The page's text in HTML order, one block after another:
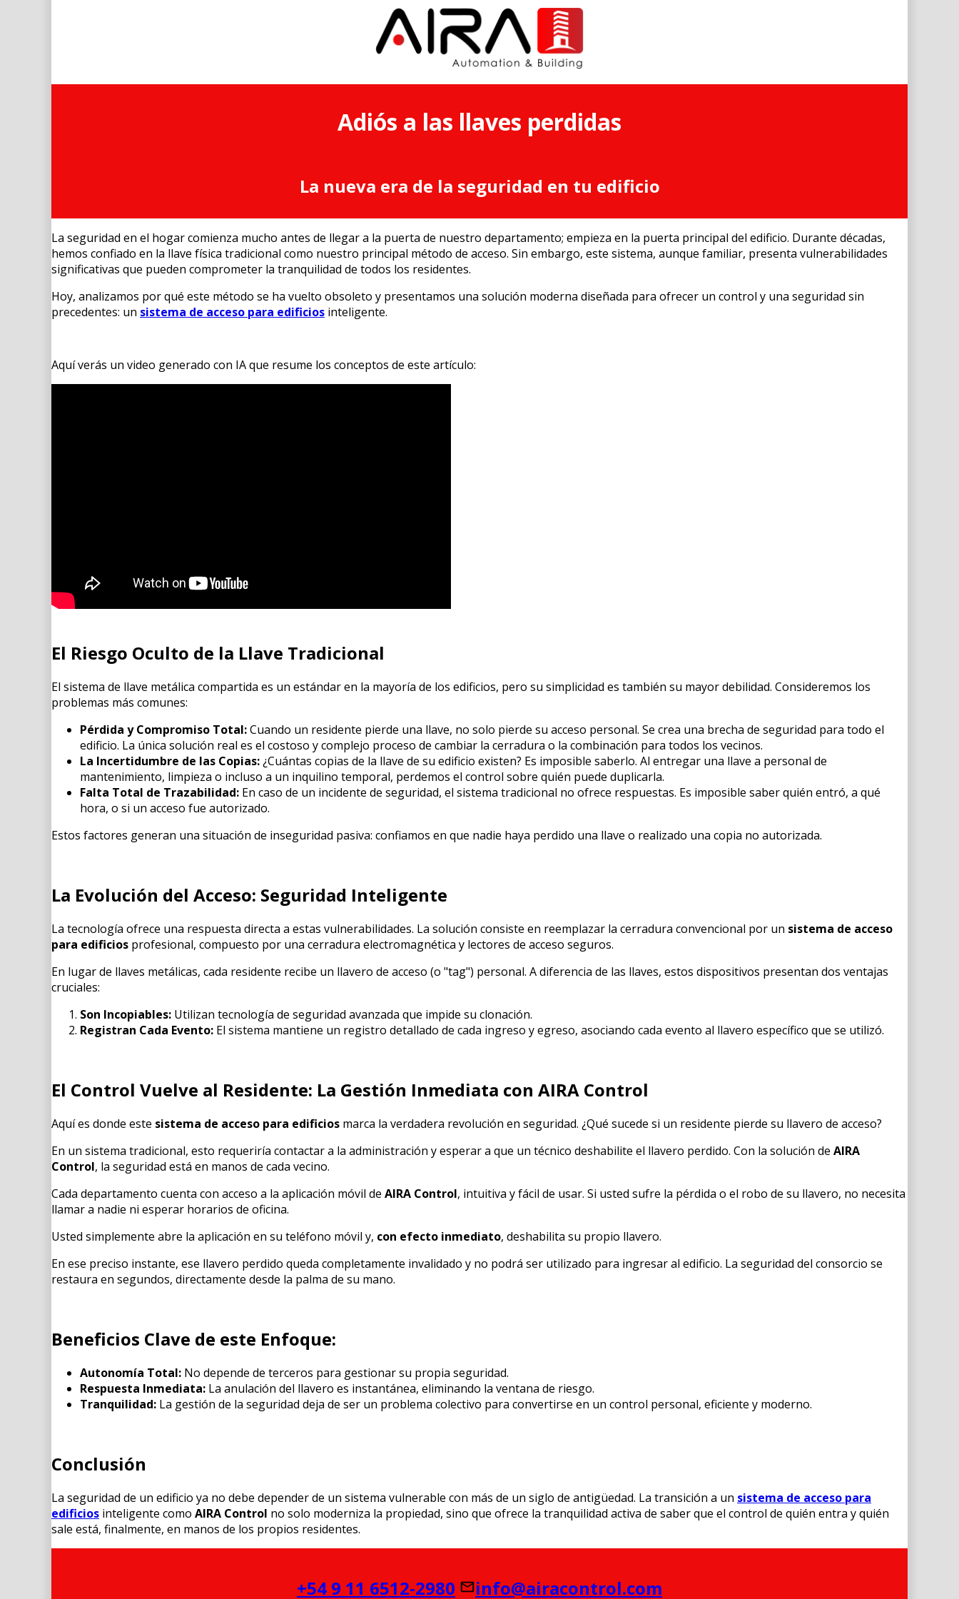
Adiós a las llaves perdidas
La nueva era de la seguridad en tu edificio
La seguridad en el hogar comienza mucho antes de llegar a la puerta de nuestro departamento; empieza en la puerta principal del edificio. Durante décadas,
hemos confiado en la llave física tradicional como nuestro principal método de acceso. Sin embargo, este sistema, aunque familiar, presenta vulnerabilidades
significativas que pueden comprometer la tranquilidad de todos los residentes.
Hoy, analizamos por qué este método se ha vuelto obsoleto y presentamos una solución moderna diseñada para ofrecer un control y una seguridad sin
precedentes: un sistema de acceso para edificios inteligente.
Aquí verás un video generado con IA que resume los conceptos de este artículo:
El Riesgo Oculto de la Llave Tradicional
El sistema de llave metálica compartida es un estándar en la mayoría de los edificios, pero su simplicidad es también su mayor debilidad. Consideremos los
problemas más comunes:
Pérdida y Compromiso Total:Cuando un residente pierde una llave, no solo pierde su acceso personal. Se crea una brecha de seguridad para todo el
edificio. La única solución real es el costoso y complejo proceso de cambiar la cerradura o la combinación para todos los vecinos.
La Incertidumbre de las Copias:¿Cuántas copias de la llave de su edificio existen? Es imposible saberlo. Al entregar una llave a personal de
mantenimiento, limpieza o incluso a un inquilino temporal, perdemos el control sobre quién puede duplicarla.
Falta Total de Trazabilidad: En caso de un incidente de seguridad, el sistema tradicional no ofrece respuestas. Es imposible saber quién entró, a qué
hora, o si un acceso fue autorizado.
Estos factores generan una situación de inseguridad pasiva: confiamos en que nadie haya perdido una llave o realizado una copia no autorizada.
La Evolución del Acceso: Seguridad Inteligente
La tecnología ofrece una respuesta directa a estas vulnerabilidades. La solución consiste en reemplazar la cerradura convencional por un sistema de acceso
para edificios profesional, compuesto por una cerradura electromagnética y lectores de acceso seguros.
En lugar de llaves metálicas, cada residente recibe un llavero de acceso (o "tag") personal. A diferencia de las llaves, estos dispositivos presentan dos ventajas
cruciales:
Son Incopiables: Utilizan tecnología de seguridad avanzada que impide su clonación.
Registran Cada Evento: El sistema mantiene un registro detallado de cada ingreso y egreso, asociando cada evento al llavero específico que se utilizó.
El Control Vuelve al Residente: La Gestión Inmediata con AIRA Control
Aquí es donde este sistema de acceso para edificios marca la verdadera revolución en seguridad. ¿Qué sucede si un residente pierde su llavero de acceso?
En un sistema tradicional, esto requeriría contactar a la administración y esperar a que un técnico deshabilite el llavero perdido. Con la solución de AIRA
Control, la seguridad está en manos de cada vecino.
Cada departamento cuenta con acceso a la aplicación móvil de AIRA Control, intuitiva y fácil de usar. Si usted sufre la pérdida o el robo de su llavero, no necesita
llamar a nadie ni esperar horarios de oficina.
Usted simplemente abre la aplicación en su teléfono móvil y, con efecto inmediato, deshabilita su propio llavero.
En ese preciso instante, ese llavero perdido queda completamente invalidado y no podrá ser utilizado para ingresar al edificio. La seguridad del consorcio se
restaura en segundos, directamente desde la palma de su mano.
Beneficios Clave de este Enfoque:
Autonomía Total: No depende de terceros para gestionar su propia seguridad.
Respuesta Inmediata: La anulación del llavero es instantánea, eliminando la ventana de riesgo.
Tranquilidad: La gestión de la seguridad deja de ser un problema colectivo para convertirse en un control personal, eficiente y moderno.
Conclusión
La seguridad de un edificio ya no debe depender de un sistema vulnerable con más de un siglo de antigüedad. La transición a un sistema de acceso para
edificios inteligente como AIRA Control no solo moderniza la propiedad, sino que ofrece la tranquilidad activa de saber que el control de quién entra y quién
sale está, finalmente, en manos de los propios residentes.
+54 9 11 6512-2980 info@airacontrol.com